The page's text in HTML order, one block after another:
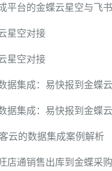
星空对接
星空对接
据集成：易快报到金蝶
据集成：易快报到金蝶
云的数据集成案例解析
店通销售出库到金蝶采